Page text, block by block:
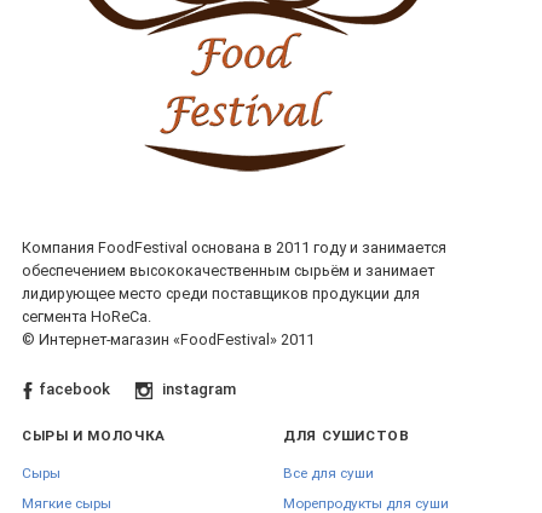
Компания FoodFestival основана в 2011 году и занимается
обеспечением высококачественным сырьём и занимает
лидирующее место среди поставщиков продукции для
сегмента HoReCa.
© Интернет-магазин «FoodFestival» 2011
facebook instagram
СЫРЫ И МОЛОЧКА
Сыры
Мягкие сыры
ДЛЯ СУШИСТОВ
Все для суши
Морепродукты для суши